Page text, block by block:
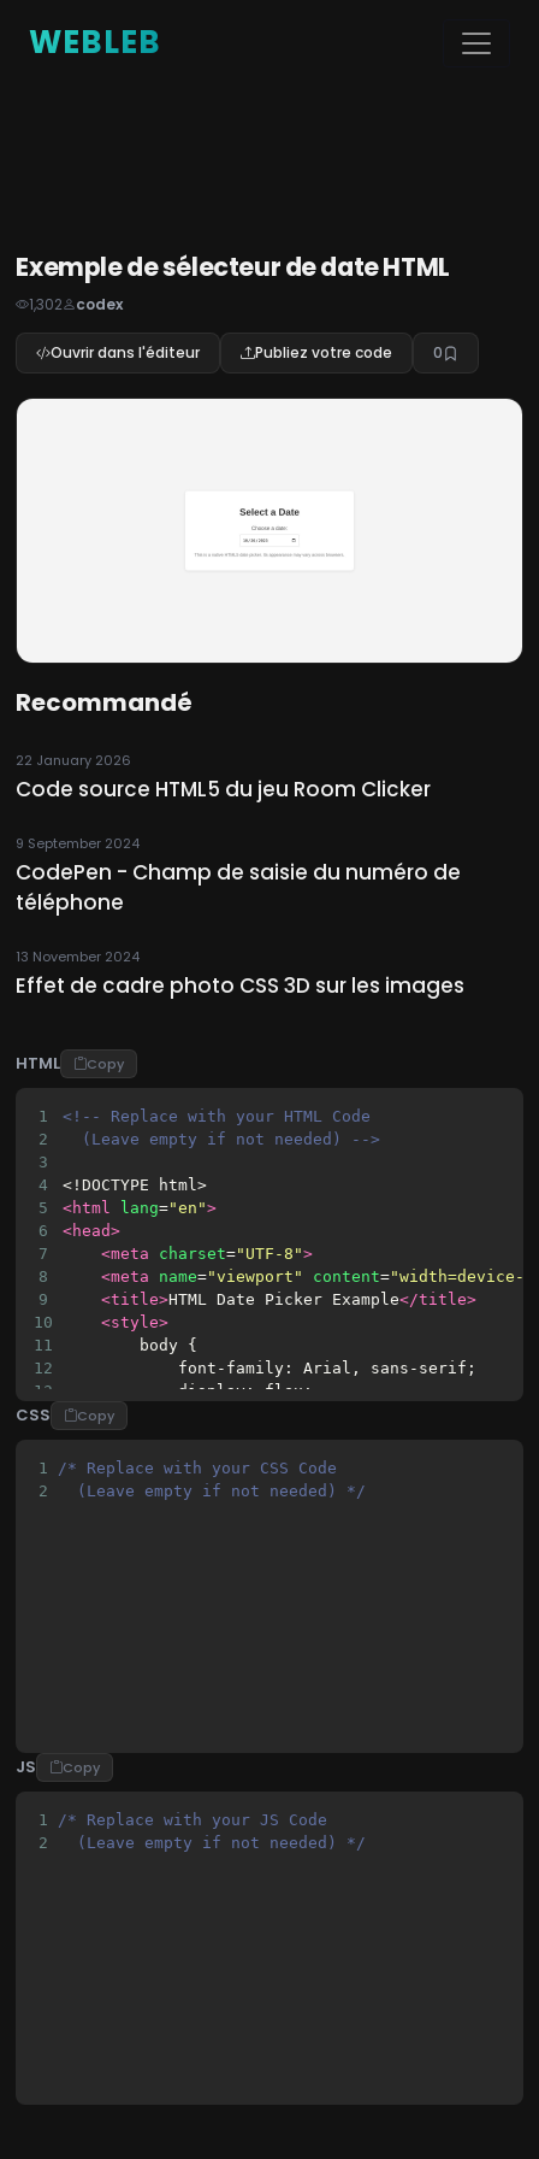
WEBLEB
Exemple de sélecteur de date HTML
1,302 codex
Ouvrir dans l'éditeur Publiez votre code 0
Recommandé
22 January 2026
Code source HTML5 du jeu Room Clicker
9 September 2024
CodePen - Champ de saisie du numéro de
téléphone
13 November 2024
Effet de cadre photo CSS 3D sur les images
HTML Copy
1
<!-- Replace with your HTML Code
2
(Leave empty if not needed) -->
3
4
<!DOCTYPE html>
5
<html lang="en">
6
<head>
7
<meta charset="UTF-8">
8
<meta name="viewport" content=
9
<title>HTML Date Picker Example</title>
10
<style>
11
        body {
12
            font-family: Arial, sans-serif;
13
            display: flex;
14
            justify-content: center;
            align-items: center;
16
            min-height: 100vh;
17
            background-color: #f4f4f4;
            margin: 0;
CSS Copy
1
/* Replace with your CSS Code
2
  (Leave empty if not needed) */
JS Copy
1
/* Replace with your JS Code
2
  (Leave empty if not needed) */